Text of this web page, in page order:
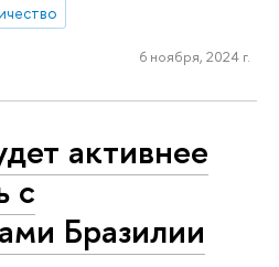
6 ноября, 2024 г.
активнее
с
Бразилии